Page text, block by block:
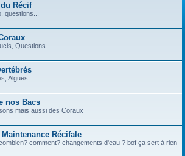
Récif
questions...
Questions...
Algues...
nos Bacs
mais aussi des Coraux
Récifale
comment? changements d'eau ? bof ça sert à rien